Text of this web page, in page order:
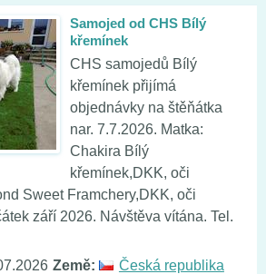
Samojed od CHS Bílý
křemínek
CHS samojedů Bílý
křemínek přijímá
objednávky na štěňátka
nar. 7.7.2026. Matka:
Chakira Bílý
křemínek,DKK, oči
Sweet Framchery,DKK, oči
září 2026. Návštěva vítána. Tel.
Země:
Česká republika